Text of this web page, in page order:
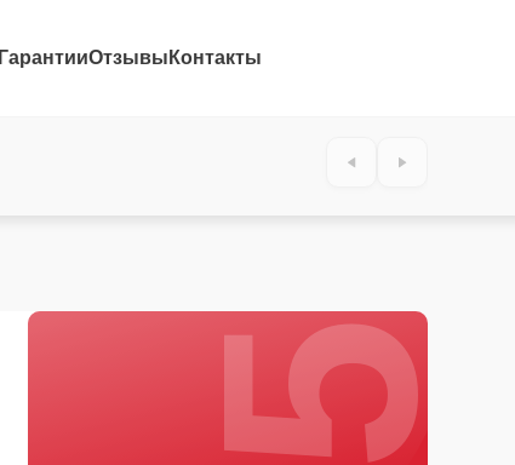
ГарантииОтзывы Контакты
25%